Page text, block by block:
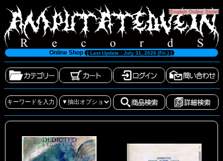
[English Online Store]
Online Shop [ Last Update : July 31, 2026 (Fri.) ]